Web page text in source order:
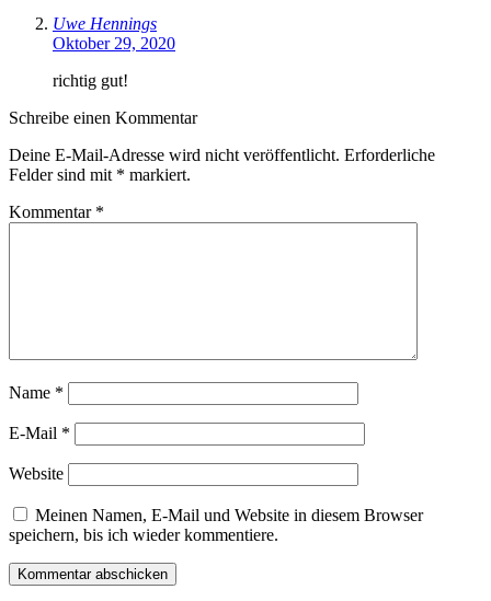
Uwe Hennings
Oktober 29, 2020
richtig gut!
Schreibe einen Kommentar
Deine E-Mail-Adresse wird nicht veröffentlicht. Erforderliche
Felder sind mit * markiert.
Kommentar *
Name *
E-Mail *
Website
Meinen Namen, E-Mail und Website in diesem Browser
speichern, bis ich wieder kommentiere.